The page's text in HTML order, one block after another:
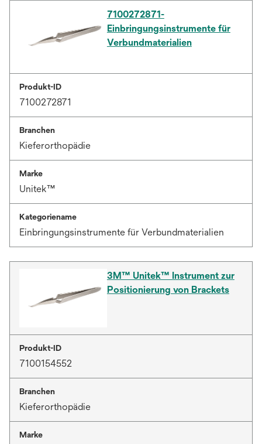
7100272871-
Einbringungsinstrumente für
Verbundmaterialien
Produkt-ID
7100272871
Branchen
Kieferorthopädie
Marke
Unitek™
Kategoriename
Einbringungsinstrumente für Verbundmaterialien
3M™ Unitek™ Instrument zur
Positionierung von Brackets
Produkt-ID
7100154552
Branchen
Kieferorthopädie
Marke